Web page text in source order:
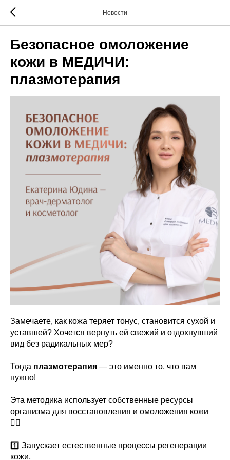
Новости
Безопасное омоложение
кожи в МЕДИЧИ:
плазмотерапия
Замечаете, как кожа теряет тонус, становится сухой и
уставшей? Хочется вернуть ей свежий и отдохнувший
вид без радикальных мер?
Тогда плазмотерапия — это именно то, что вам
нужно!
Эта методика использует собственные ресурсы
организма для восстановления и омоложения кожи
👇🏻
1️⃣ Запускает естественные процессы регенерации
кожи,